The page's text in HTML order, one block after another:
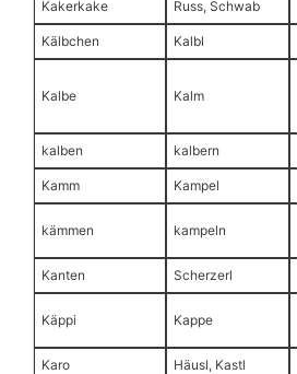
Kakerkake Russ, Schwab
Kälbchen Kalbl
Kalbe Kalm
kalben kalbern
Kamm Kampel
kämmen kampeln
Kanten Scherzerl
Käppi Kappe
Karo Häusl, Kastl